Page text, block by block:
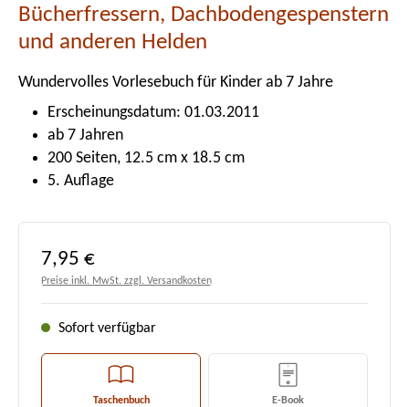
Bücherfressern, Dachbodengespenstern
und anderen Helden
Wundervolles Vorlesebuch für Kinder ab 7 Jahre
Erscheinungsdatum: 01.03.2011
ab 7 Jahren
200 Seiten, 12.5 cm x 18.5 cm
5. Auflage
Regulärer Preis:
7,95 €
Preise inkl. MwSt. zzgl. Versandkosten
Sofort verfügbar
Taschenbuch E-Book